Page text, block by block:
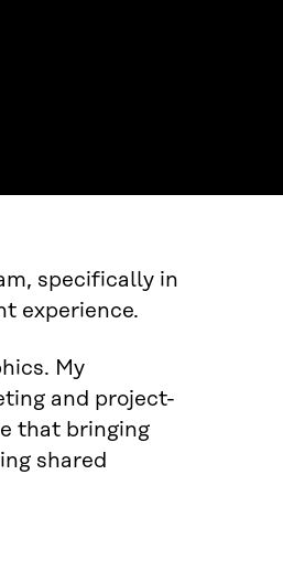
specifically in
experience.
My
and project-
that bringing
shared